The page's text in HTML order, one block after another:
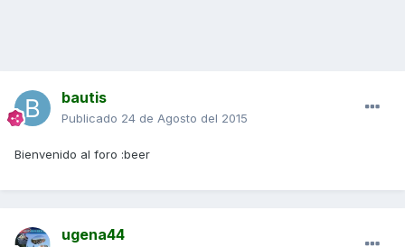
bautis
Publicado 24 de Agosto del 2015
Bienvenido al foro :beer
ugena44